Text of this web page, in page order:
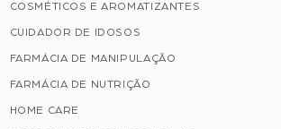
COSMÉTICOS E AROMATIZANTES
CUIDADOR DE IDOSOS
FARMÁCIA DE MANIPULAÇÃO
FARMÁCIA DE NUTRIÇÃO
HOME CARE